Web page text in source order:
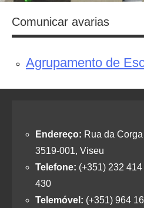
Comunicar avarias
Agrupamento de
Endereço: Rua da
3519-001, Viseu
Telefone: (+351) 232
430
Telemóvel: (+351) 964